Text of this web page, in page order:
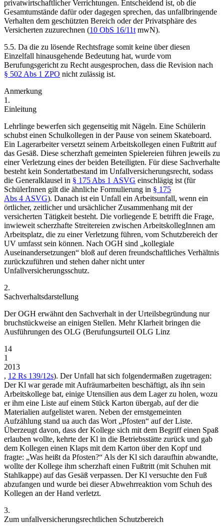
privatwirtschaftlicher Verrichtungen. Entscheidend ist, ob die
Gesamtumstände dafür oder dagegen sprechen, das unfallbringende
Verhalten dem geschützten Bereich oder der Privatsphäre des
Versicherten zuzurechnen (10 ObS 16/11t mwN).
5.5. Da die zu lösende Rechtsfrage somit keine über diesen
Einzelfall hinausgehende Bedeutung hat, wurde vom
Berufungsgericht zu Recht ausgesprochen, dass die Revision nach
§ 502 Abs 1 ZPO nicht zulässig ist.
Anmerkung
1.
Einleitung
Lehrlinge bewerfen sich gegenseitig mit Nägeln. Eine Schülerin
schubst einen Schulkollegen in der Pause von seinem Skateboard.
Ein Lagerarbeiter versetzt seinem Arbeitskollegen einen Fußtritt auf
das Gesäß. Diese scherzhaft gemeinten Spielereien führen jeweils zu
einer Verletzung eines der beiden Beteiligten. Für diese Sachverhalte
besteht kein Sondertatbestand im Unfallversicherungsrecht, sodass
die Generalklausel in § 175 Abs 1 ASVG einschlägig ist (für
SchülerInnen gilt die ähnliche Formulierung in § 175
Abs 4 ASVG). Danach ist ein Unfall ein Arbeitsunfall, wenn ein
örtlicher, zeitlicher und ursächlicher Zusammenhang mit der
versicherten Tätigkeit besteht. Die vorliegende E betrifft die Frage,
inwieweit scherzhafte Streitereien zwischen ArbeitskollegInnen am
Arbeitsplatz, die zu einer Verletzung führen, vom Schutzbereich der
UV umfasst sein können. Nach OGH sind „kollegiale
Auseinandersetzungen“ bloß auf deren freundschaftliches Verhältnis
zurückzuführen und stehen daher nicht unter
Unfallversicherungsschutz.
2.
Sachverhaltsdarstellung
Der OGH erwähnt den Sachverhalt in der Urteilsbegründung nur
bruchstückweise an einigen Stellen. Mehr Klarheit bringen die
Ausführungen des OLG (Berufungsurteil OLG Linz
14
1
2013
, 12 Rs 139/12s). Der Unfall hat sich folgendermaßen zugetragen:
Der Kl war gerade mit Aufräumarbeiten beschäftigt, als ihn sein
Arbeitskollege bat, einige Utensilien aus dem Lager zu holen, wozu
er ihm eine Liste auf einem Stück Karton übergab, auf der die
Materialien aufgelistet waren. Neben der ernstgemeinten
Aufzählung stand ua auch das Wort „Pfosten“ auf der Liste.
Überzeugt davon, dass der Kollege sich mit dem Begriff einen Spaß
erlauben wollte, kehrte der Kl in die Betriebsstätte zurück und gab
dem Kollegen einen Klaps mit dem Karton über den Kopf und
fragte: „Was heißt da Pfosten?“ Als der Kl sich daraufhin abwandte,
wollte der Kollege ihm scherzhaft einen Fußtritt (mit Schuhen mit
Stahlkappe) auf das Gesäß verpassen. Der Kl versuchte den Fuß
abzufangen und wurde bei dieser Abwehrreaktion vom Schuh des
Kollegen an der Hand verletzt.
3.
Zum unfallversicherungsrechtlichen Schutzbereich